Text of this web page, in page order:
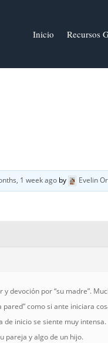
Inicio Recursos
1 week agoby Evelin
y devoción por “su madre”.
como si ante iniciara
de inicio se siente muy intensa.
pareja y algo de un hijo.